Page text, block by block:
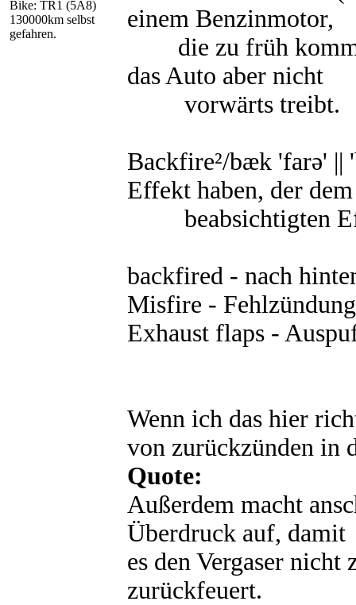
Bike: TR1 (5A8)
130000km selbst
gefahren.
einem Benzinmotor,
die zu früh kommt
das Auto aber nicht
vorwärts treibt.
Backfire²/bæk 'farǝ' ||
Effekt haben, der dem
beabsichtigten
backfired - nach
Misfire - Fehlzündung
Exhaust flaps -
Wenn ich das hier
von zurückzünden in
Quote:
Außerdem macht
Überdruck auf, damit
es den Vergaser nicht
zurückfeuert.